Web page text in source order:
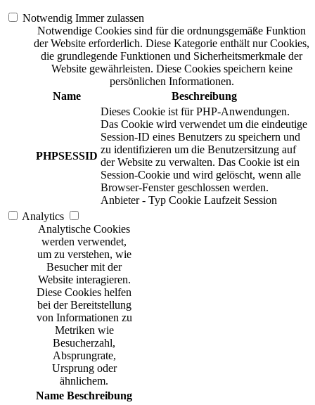
Notwendig Immer zulassen
Notwendige Cookies sind für die ordnungsgemäße Funktion
der Website erforderlich. Diese Kategorie enthält nur Cookies,
die grundlegende Funktionen und Sicherheitsmerkmale der
Website gewährleisten. Diese Cookies speichern keine
persönlichen Informationen.
Name
Beschreibung
PHPSESSID
Dieses Cookie ist für PHP-Anwendungen.
Das Cookie wird verwendet um die eindeutige
Session-ID eines Benutzers zu speichern und
zu identifizieren um die Benutzersitzung auf
der Website zu verwalten. Das Cookie ist ein
Session-Cookie und wird gelöscht, wenn alle
Browser-Fenster geschlossen werden.
Anbieter - Typ Cookie Laufzeit Session
Analytics
Analytische Cookies
werden verwendet,
um zu verstehen, wie
Besucher mit der
Website interagieren.
Diese Cookies helfen
bei der Bereitstellung
von Informationen zu
Metriken wie
Besucherzahl,
Absprungrate,
Ursprung oder
ähnlichem.
Name Beschreibung